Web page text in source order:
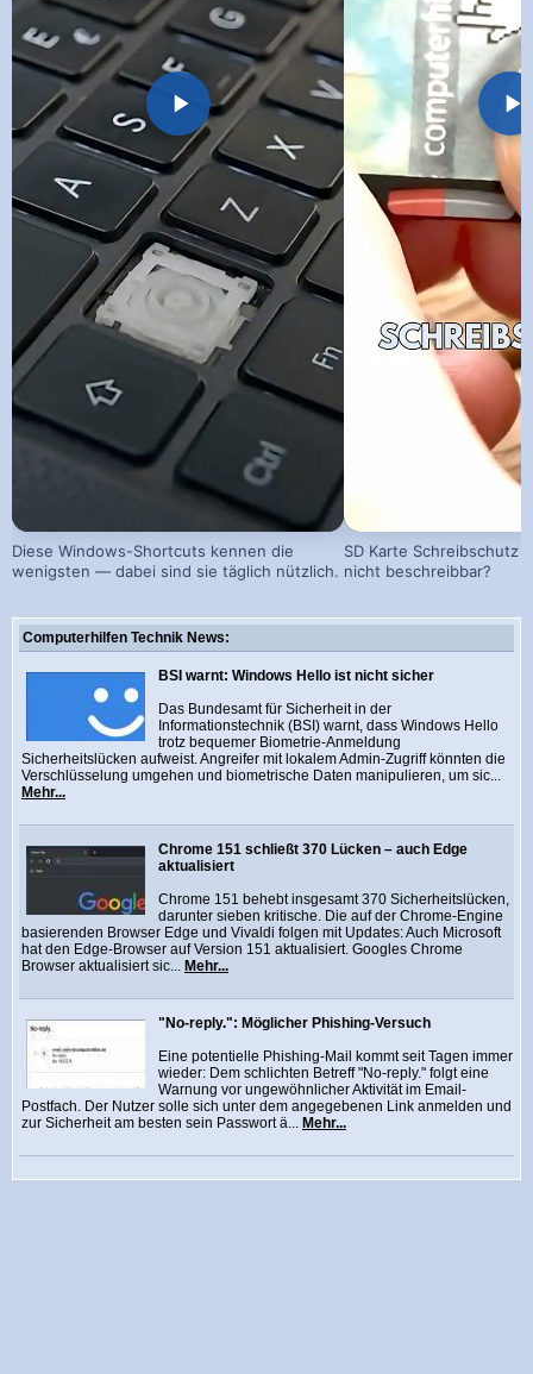
Diese Windows-Shortcuts kennen die
wenigsten — dabei sind sie täglich nützlich.
SD Karte Schreibschutz
nicht beschreibbar?
Computerhilfen Technik News:
BSI warnt: Windows Hello ist nicht sicher
Das Bundesamt für Sicherheit in der
Informationstechnik (BSI) warnt, dass Windows Hello
trotz bequemer Biometrie-Anmeldung
Sicherheitslücken aufweist. Angreifer mit lokalem Admin-Zugriff könnten die
Verschlüsselung umgehen und biometrische Daten manipulieren, um sic...
Mehr...
Chrome 151 schließt 370 Lücken – auch Edge
aktualisiert
Chrome 151 behebt insgesamt 370 Sicherheitslücken,
darunter sieben kritische. Die auf der Chrome-Engine
basierenden Browser Edge und Vivaldi folgen mit Updates: Auch Microsoft
hat den Edge-Browser auf Version 151 aktualisiert. Googles Chrome
Browser aktualisiert sic... Mehr...
"No-reply.": Möglicher Phishing-Versuch
Eine potentielle Phishing-Mail kommt seit Tagen immer
wieder: Dem schlichten Betreff "No-reply." folgt eine
Warnung vor ungewöhnlicher Aktivität im Email-
Postfach. Der Nutzer solle sich unter dem angegebenen Link anmelden und
zur Sicherheit am besten sein Passwort ä... Mehr...